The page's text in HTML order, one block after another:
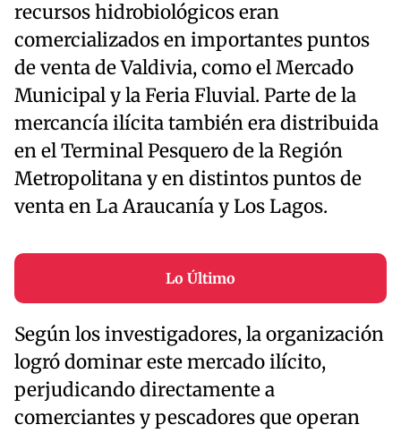
recursos hidrobiológicos eran
comercializados en importantes puntos
de venta de Valdivia, como el Mercado
Municipal y la Feria Fluvial. Parte de la
mercancía ilícita también era distribuida
en el Terminal Pesquero de la Región
Metropolitana y en distintos puntos de
venta en La Araucanía y Los Lagos.
Lo Último
Según los investigadores, la organización
logró dominar este mercado ilícito,
perjudicando directamente a
comerciantes y pescadores que operan